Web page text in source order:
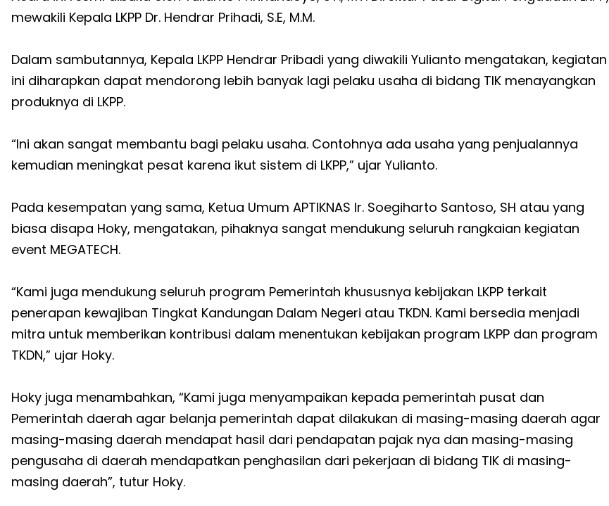
mewakili Kepala LKPP Dr. Hendrar Prihadi, S.E, M.M.
Dalam sambutannya, Kepala LKPP Hendrar Pribadi yang diwakili Yulianto mengatakan, kegiatan
ini diharapkan dapat mendorong lebih banyak lagi pelaku usaha di bidang TIK menayangkan
produknya di LKPP.
“Ini akan sangat membantu bagi pelaku usaha. Contohnya ada usaha yang penjualannya
kemudian meningkat pesat karena ikut sistem di LKPP,” ujar Yulianto.
Pada kesempatan yang sama, Ketua Umum APTIKNAS Ir. Soegiharto Santoso, SH atau yang
biasa disapa Hoky, mengatakan, pihaknya sangat mendukung seluruh rangkaian kegiatan
event MEGATECH.
“Kami juga mendukung seluruh program Pemerintah khususnya kebijakan LKPP terkait
penerapan kewajiban Tingkat Kandungan Dalam Negeri atau TKDN. Kami bersedia menjadi
mitra untuk memberikan kontribusi dalam menentukan kebijakan program LKPP dan program
TKDN,” ujar Hoky.
Hoky juga menambahkan, “Kami juga menyampaikan kepada pemerintah pusat dan
Pemerintah daerah agar belanja pemerintah dapat dilakukan di masing-masing daerah agar
masing-masing daerah mendapat hasil dari pendapatan pajak nya dan masing-masing
pengusaha di daerah mendapatkan penghasilan dari pekerjaan di bidang TIK di masing-
masing daerah”, tutur Hoky.